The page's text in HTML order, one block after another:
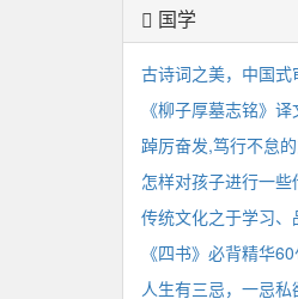
国学
古诗词之美，中国
《柳子厚墓志铭》
踔厉奋发,笃行不怠的
怎样对孩子进行一些
传统文化之于学习、
《四书》必背精华
人生有三忌，一忌私